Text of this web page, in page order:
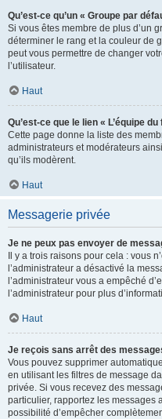
Qu’est-ce qu’un « Groupe par
Si vous êtes membre de plus d’un
déterminer le rang et la couleur de
peut vous permettre de changer
l’utilisateur.
Haut
Qu’est-ce que le lien « L’équipe
Cette page donne la liste des
administrateurs et modérateurs
qu’ils modèrent.
Haut
Messagerie privée
Je ne peux pas envoyer de
Il y a trois raisons pour cela : vous
l’administrateur a désactivé la
l’administrateur vous a empêché
l’administrateur pour plus
Haut
Je reçois sans arrêt des
Vous pouvez supprimer
en utilisant les filtres de message
privée. Si vous recevez des
particulier, rapportez les messages
possibilité d’empêcher